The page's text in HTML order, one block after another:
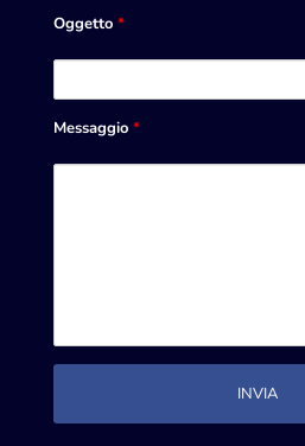
Oggetto *
Messaggio *